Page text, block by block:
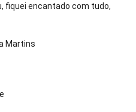
fiquei encantado com tudo,
Martins